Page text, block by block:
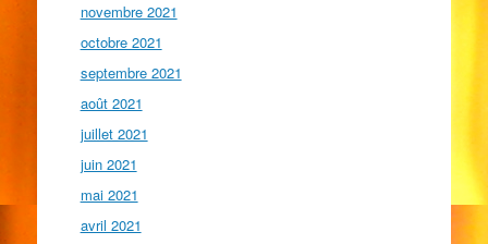
novembre 2021
octobre 2021
septembre 2021
août 2021
juillet 2021
juin 2021
mai 2021
avril 2021